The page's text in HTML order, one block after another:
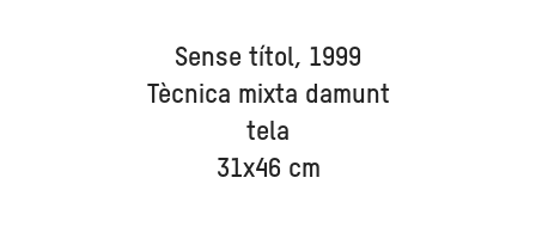
Sense títol, 1999
Tècnica mixta damunt
tela
31x46 cm